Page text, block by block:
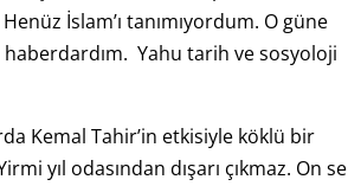
İslam’ı tanımıyordum. O güne
Yahu tarih ve sosyoloji
Kemal Tahir’in etkisiyle köklü bir
yıl odasından dışarı çıkmaz. On